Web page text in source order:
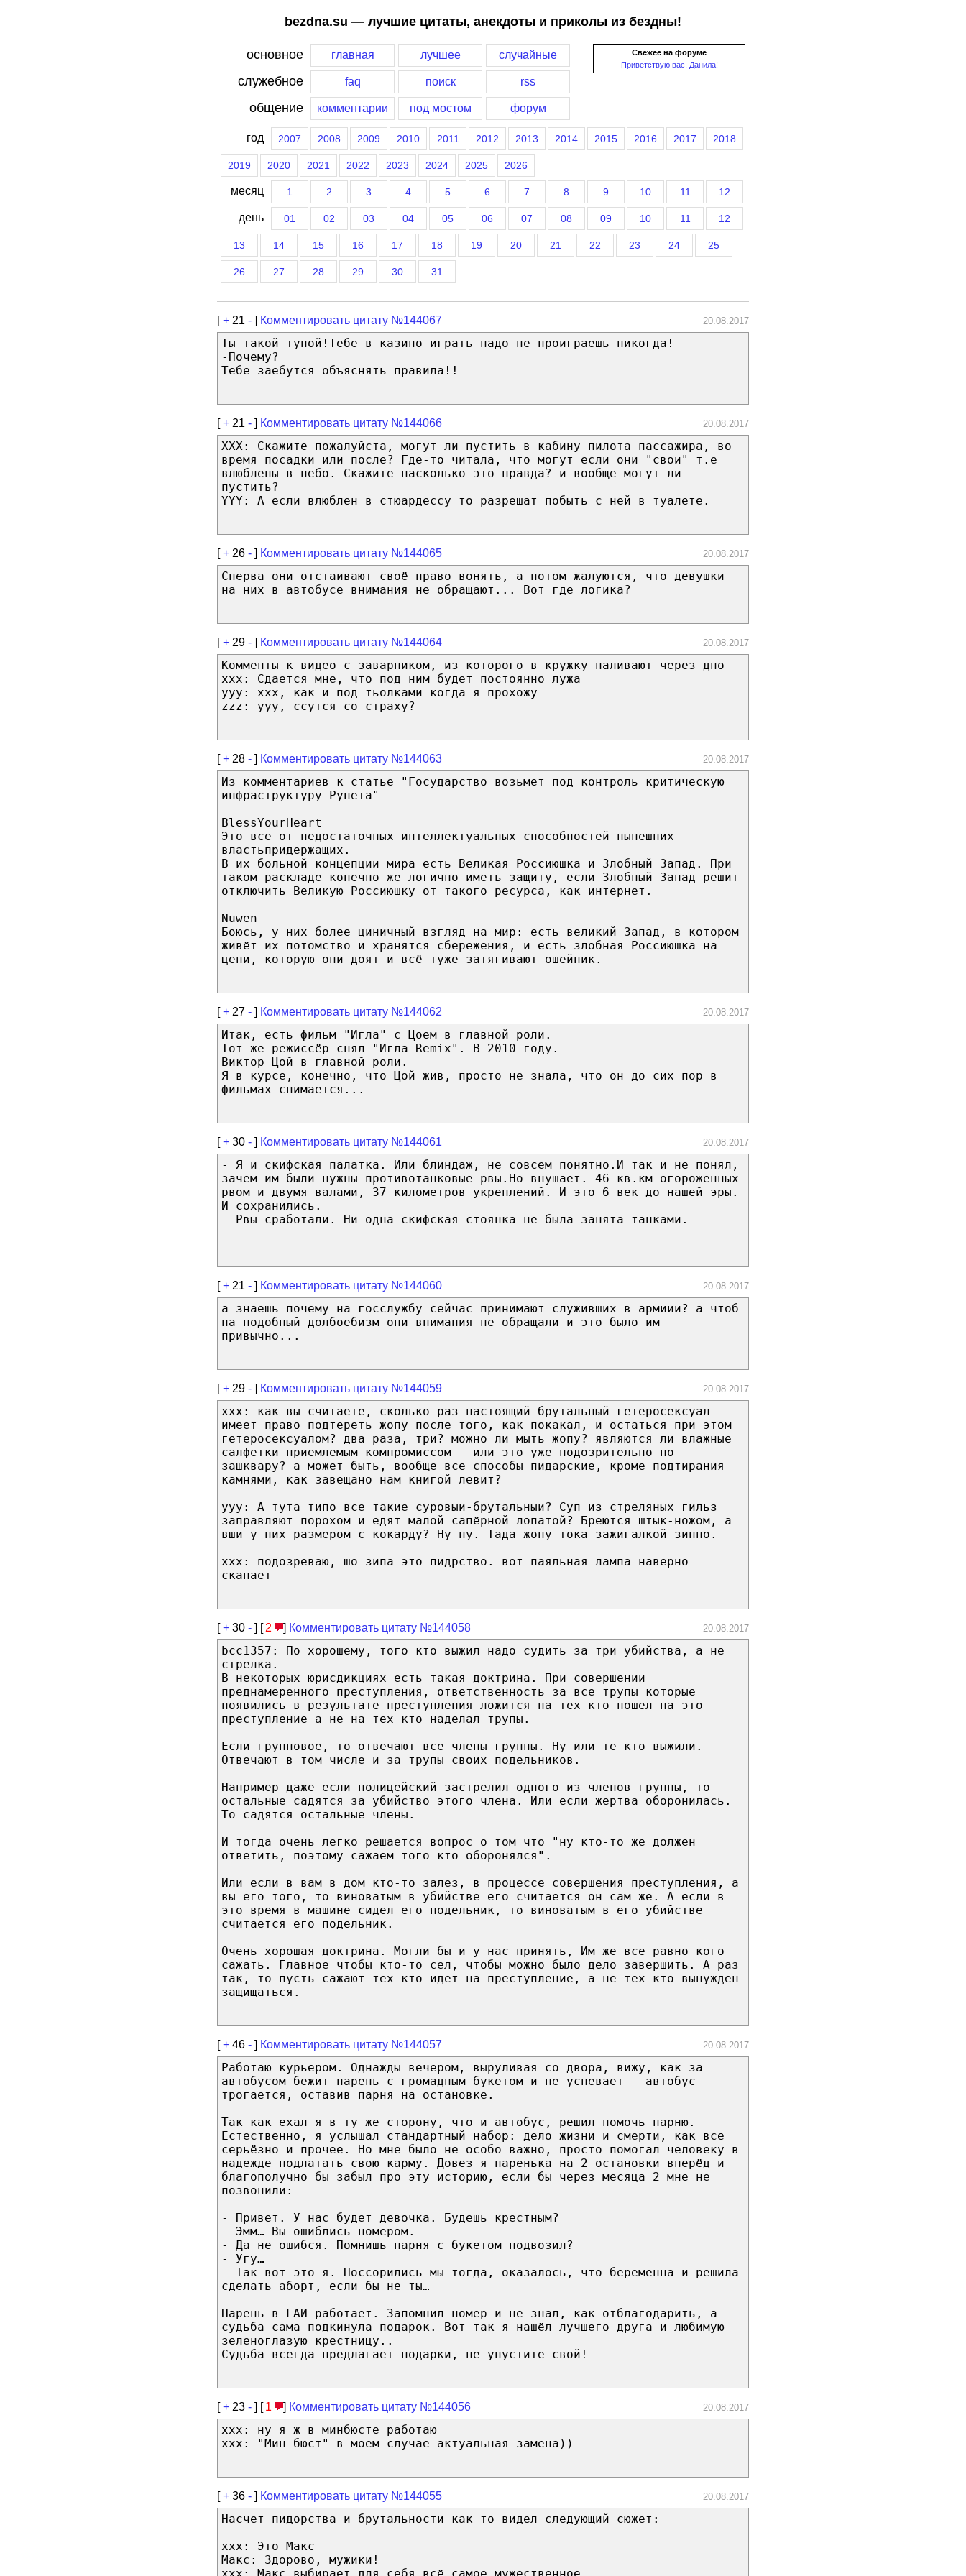
bezdna.su — лучшие цитаты, анекдоты и приколы из бездны!
Свежее на форуме
Приветствую вас, Данила!
основное главная лучшее случайные
служебное faq поиск rss
общение комментарии под мостом форум
год 2007 2008 2009 2010 2011 2012 2013 2014 2015 2016 2017 2018
2019 2020 2021 2022 2023 2024 2025 2026
месяц 1 2 3 4 5 6 7 8 9 10 11 12
день 01 02 03 04 05 06 07 08 09 10 11 12
13 14 15 16 17 18 19 20 21 22 23 24 25
26 27 28 29 30 31
[+ 21 - ] Комментировать цитату №144067 20.08.2017
Ты такой тупой!Тебе в казино играть надо не проиграешь никогда!
-Почему?
Тебе заебутся объяснять правила!!
[+ 21 - ] Комментировать цитату №144066 20.08.2017
XXX: Скажите пожалуйста, могут ли пустить в кабину пилота пассажира, во
время посадки или после? Где-то читала, что могут если они "свои" т.е
влюблены в небо. Скажите насколько это правда? и вообще могут ли
пустить?
YYY: А если влюблен в стюардессу то разрешат побыть с ней в туалете.
[+ 26 - ] Комментировать цитату №144065 20.08.2017
Сперва они отстаивают своё право вонять, а потом жалуются, что девушки
на них в автобусе внимания не обращают... Вот где логика?
[+ 29 - ] Комментировать цитату №144064 20.08.2017
Комменты к видео с заварником, из которого в кружку наливают через дно
xxx: Сдается мне, что под ним будет постоянно лужа
yyy: xxx, как и под тьолками когда я прохожу
zzz: yyy, ссутся со страху?
[+ 28 - ] Комментировать цитату №144063 20.08.2017
Из комментариев к статье "Государство возьмет под контроль критическую
инфраструктуру Рунета"
BlessYourHeart
Это все от недостаточных интеллектуальных способностей нынешних
властьпридержащих.
В их больной концепции мира есть Великая Россиюшка и Злобный Запад. При
таком раскладе конечно же логично иметь защиту, если Злобный Запад решит
отключить Великую Россиюшку от такого ресурса, как интернет.
Nuwen
Боюсь, у них более циничный взгляд на мир: есть великий Запад, в котором
живёт их потомство и хранятся сбережения, и есть злобная Россиюшка на
цепи, которую они доят и всё туже затягивают ошейник.
[+ 27 - ] Комментировать цитату №144062 20.08.2017
Итак, есть фильм "Игла" с Цоем в главной роли.
Тот же режиссёр снял "Игла Remix". В 2010 году.
Виктор Цой в главной роли.
Я в курсе, конечно, что Цой жив, просто не знала, что он до сих пор в
фильмах снимается...
[+ 30 - ] Комментировать цитату №144061 20.08.2017
- Я и скифская палатка. Или блиндаж, не совсем понятно.И так и не понял,
зачем им были нужны противотанковые рвы.Но внушает. 46 кв.км огороженных
рвом и двумя валами, 37 километров укреплений. И это 6 век до нашей эры.
И сохранились.
- Рвы сработали. Ни одна скифская стоянка не была занята танками.
[+ 21 - ] Комментировать цитату №144060 20.08.2017
а знаешь почему на госслужбу сейчас принимают служивших в армиии? а чтоб
на подобный долбоебизм они внимания не обращали и это было им
привычно...
[+ 29 - ] Комментировать цитату №144059 20.08.2017
xxx: как вы считаете, сколько раз настоящий брутальный гетеросексуал
имеет право подтереть жопу после того, как покакал, и остаться при этом
гетеросексуалом? два раза, три? можно ли мыть жопу? являются ли влажные
салфетки приемлемым компромиссом - или это уже подозрительно по
зашквару? а может быть, вообще все способы пидарские, кроме подтирания
камнями, как завещано нам книгой левит?
yyy: А тута типо все такие суровыи-брутальныи? Суп из стреляных гильз
заправляют порохом и едят малой сапёрной лопатой? Бреются штык-ножом, а
вши у них размером с кокарду? Ну-ну. Тада жопу тока зажигалкой зиппо.
xxx: подозреваю, шо зипа это пидрство. вот паяльная лампа наверно
сканает
[+ 30 - ] [ 2 ] Комментировать цитату №144058 20.08.2017
bcc1357: По хорошему, того кто выжил надо судить за три убийства, а не
стрелка.
В некоторых юрисдикциях есть такая доктрина. При совершении
преднамеренного преступления, ответственность за все трупы которые
появились в результате преступления ложится на тех кто пошел на это
преступление а не на тех кто наделал трупы.
Если групповое, то отвечают все члены группы. Ну или те кто выжили.
Отвечают в том числе и за трупы своих подельников.
Например даже если полицейский застрелил одного из членов группы, то
остальные садятся за убийство этого члена. Или если жертва оборонилась.
То садятся остальные члены.
И тогда очень легко решается вопрос о том что "ну кто-то же должен
ответить, поэтому сажаем того кто оборонялся".
Или если в вам в дом кто-то залез, в процессе совершения преступления, а
вы его того, то виноватым в убийстве его считается он сам же. А если в
это время в машине сидел его подельник, то виноватым в его убийстве
считается его подельник.
Очень хорошая доктрина. Могли бы и у нас принять, Им же все равно кого
сажать. Главное чтобы кто-то сел, чтобы можно было дело завершить. А раз
так, то пусть сажают тех кто идет на преступление, а не тех кто вынужден
защищаться.
[+ 46 - ] Комментировать цитату №144057 20.08.2017
Работаю курьером. Однажды вечером, выруливая со двора, вижу, как за
автобусом бежит парень с громадным букетом и не успевает - автобус
трогается, оставив парня на остановке.
Так как ехал я в ту же сторону, что и автобус, решил помочь парню.
Естественно, я услышал стандартный набор: дело жизни и смерти, как все
серьёзно и прочее. Но мне было не особо важно, просто помогал человеку в
надежде подлатать свою карму. Довез я паренька на 2 остановки вперёд и
благополучно бы забыл про эту историю, если бы через месяца 2 мне не
позвонили:
- Привет. У нас будет девочка. Будешь крестным?
- Эмм… Вы ошиблись номером.
- Да не ошибся. Помнишь парня с букетом подвозил?
- Угу…
- Так вот это я. Поссорились мы тогда, оказалось, что беременна и решила
сделать аборт, если бы не ты…
Парень в ГАИ работает. Запомнил номер и не знал, как отблагодарить, а
судьба сама подкинула подарок. Вот так я нашёл лучшего друга и любимую
зеленоглазую крестницу..
Судьба всегда предлагает подарки, не упустите свой!
[+ 23 - ] [ 1 ] Комментировать цитату №144056 20.08.2017
ххх: ну я ж в минбюсте работаю
ххх: "Мин бюст" в моем случае актуальная замена))
[+ 36 - ] Комментировать цитату №144055 20.08.2017
Насчет пидорства и брутальности как то видел следующий сюжет:
xxx: Это Макс
Макс: Здорово, мужики!